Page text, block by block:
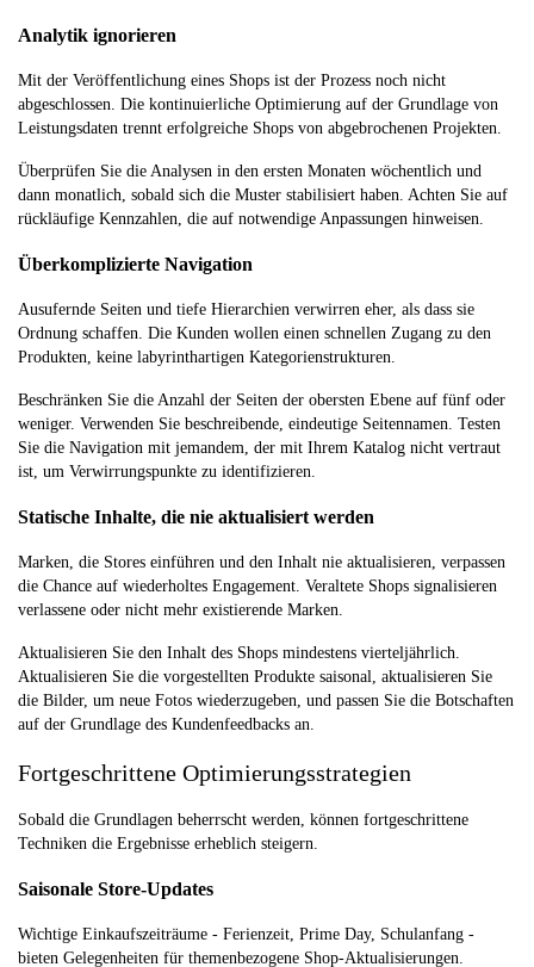
Analytik ignorieren
Mit der Veröffentlichung eines Shops ist der Prozess noch nicht
abgeschlossen. Die kontinuierliche Optimierung auf der Grundlage von
Leistungsdaten trennt erfolgreiche Shops von abgebrochenen Projekten.
Überprüfen Sie die Analysen in den ersten Monaten wöchentlich und
dann monatlich, sobald sich die Muster stabilisiert haben. Achten Sie auf
rückläufige Kennzahlen, die auf notwendige Anpassungen hinweisen.
Überkomplizierte Navigation
Ausufernde Seiten und tiefe Hierarchien verwirren eher, als dass sie
Ordnung schaffen. Die Kunden wollen einen schnellen Zugang zu den
Produkten, keine labyrinthartigen Kategorienstrukturen.
Beschränken Sie die Anzahl der Seiten der obersten Ebene auf fünf oder
weniger. Verwenden Sie beschreibende, eindeutige Seitennamen. Testen
Sie die Navigation mit jemandem, der mit Ihrem Katalog nicht vertraut
ist, um Verwirrungspunkte zu identifizieren.
Statische Inhalte, die nie aktualisiert werden
Marken, die Stores einführen und den Inhalt nie aktualisieren, verpassen
die Chance auf wiederholtes Engagement. Veraltete Shops signalisieren
verlassene oder nicht mehr existierende Marken.
Aktualisieren Sie den Inhalt des Shops mindestens vierteljährlich.
Aktualisieren Sie die vorgestellten Produkte saisonal, aktualisieren Sie
die Bilder, um neue Fotos wiederzugeben, und passen Sie die Botschaften
auf der Grundlage des Kundenfeedbacks an.
Fortgeschrittene Optimierungsstrategien
Sobald die Grundlagen beherrscht werden, können fortgeschrittene
Techniken die Ergebnisse erheblich steigern.
Saisonale Store-Updates
Wichtige Einkaufszeiträume - Ferienzeit, Prime Day, Schulanfang -
bieten Gelegenheiten für themenbezogene Shop-Aktualisierungen.